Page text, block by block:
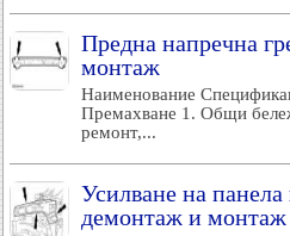
Предна напречна
монтаж
Наименование
Премахване 1. Общи
ремонт,...
Усилване на
демонтаж и монтаж